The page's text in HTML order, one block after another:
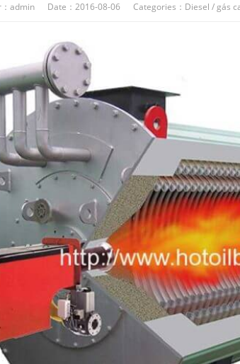
：admin Date：2016-08-06 Categories： Diesel / gás